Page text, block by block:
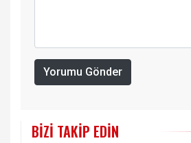
Yorumu Gönder
BIZI TAKIP EDIN